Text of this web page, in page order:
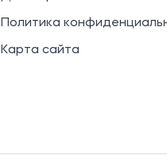
Политика
Карта сайта